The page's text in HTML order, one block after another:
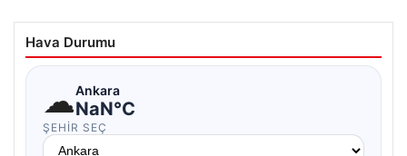
Hava Durumu
☁Ankara
NaN°C
ŞEHIR SEÇ